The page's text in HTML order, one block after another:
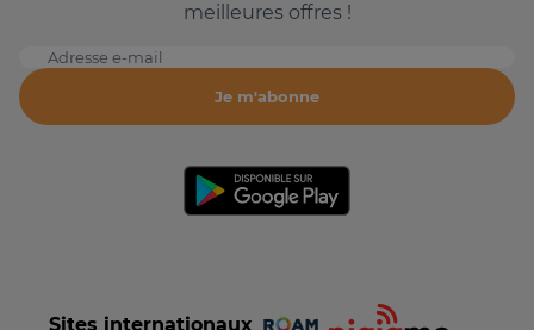
meilleures offres !
Adresse e-mail
Je m'abonne
Sites internationaux